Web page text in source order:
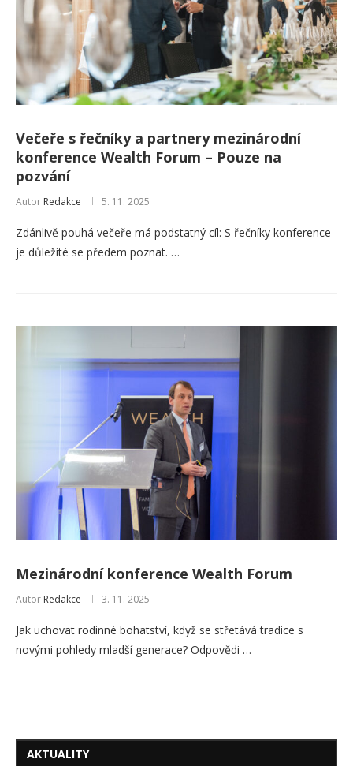
Večeře s řečníky a partnery mezinárodní
konference Wealth Forum – Pouze na
pozvání
Autor Redakce 5. 11. 2025
Zdánlivě pouhá večeře má podstatný cíl: S řečníky konference
je důležité se předem poznat. …
Mezinárodní konference Wealth Forum
Autor Redakce 3. 11. 2025
Jak uchovat rodinné bohatství, když se střetává tradice s
novými pohledy mladší generace? Odpovědi …
AKTUALITY